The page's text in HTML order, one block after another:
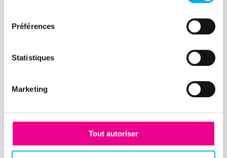
Préférences
Statistiques
Marketing
Tout autoriser
Après la crise, comment gérer
La gestion et la maîtrise du risque
préoccupations des credit managers, en
conséquences de la crise Covid.